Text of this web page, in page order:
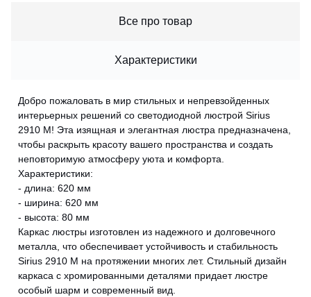
Все про товар
Характеристики
Добро пожаловать в мир стильных и непревзойденных
интерьерных решений со светодиодной люстрой Sirius
2910 M! Эта изящная и элегантная люстра предназначена,
чтобы раскрыть красоту вашего пространства и создать
неповторимую атмосферу уюта и комфорта.
Характеристики:
- длина: 620 мм
- ширина: 620 мм
- высота: 80 мм
Каркас люстры изготовлен из надежного и долговечного
металла, что обеспечивает устойчивость и стабильность
Sirius 2910 M на протяжении многих лет. Стильный дизайн
каркаса с хромированными деталями придает люстре
особый шарм и современный вид.